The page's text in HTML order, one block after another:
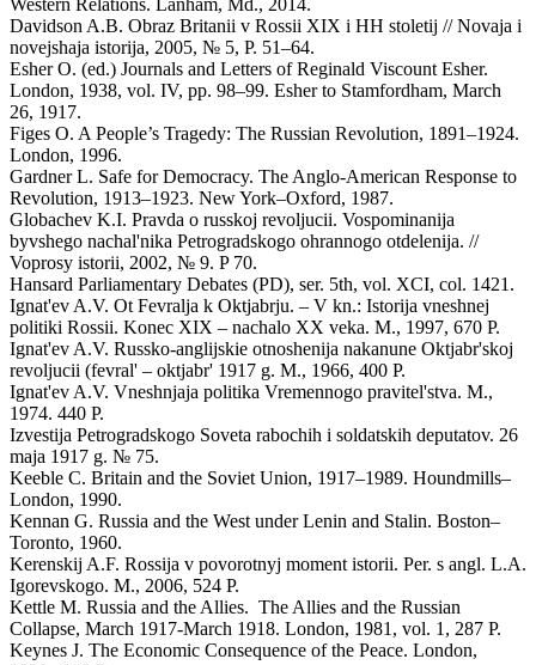
Davidson A.B. Obraz Britanii v Rossii XIX i HH stoletij // Novaja i
novejshaja istorija, 2005, № 5, P. 51–64.
Esher O. (ed.) Journals and Letters of Reginald Viscount Esher.
London, 1938, vol. IV, pp. 98–99. Esher to Stamfordham, March
26, 1917.
Figes O. A People’s Tragedy: The Russian Revolution, 1891–1924.
London, 1996.
Gardner L. Safe for Democracy. The Anglo-American Response to
Revolution, 1913–1923. New York–Oxford, 1987.
Globachev K.I. Pravda o russkoj revoljucii. Vospominanija
byvshego nachal'nika Petrogradskogo ohrannogo otdelenija. //
Voprosy istorii, 2002, № 9. P 70.
Hansard Parliamentary Debates (PD), ser. 5th, vol. XCI, col. 1421.
Ignat'ev A.V. Ot Fevralja k Oktjabrju. – V kn.: Istorija vneshnej
politiki Rossii. Konec XIX – nachalo XX veka. M., 1997, 670 P.
Ignat'ev A.V. Russko-anglijskie otnoshenija nakanune Oktjabr'skoj
revoljucii (fevral' – oktjabr' 1917 g. M., 1966, 400 P.
Ignat'ev A.V. Vneshnjaja politika Vremennogo pravitel'stva. M.,
1974. 440 P.
Izvestija Petrogradskogo Soveta rabochih i soldatskih deputatov. 26
maja 1917 g. № 75.
Keeble C. Britain and the Soviet Union, 1917–1989. Houndmills–
London, 1990.
Kennan G. Russia and the West under Lenin and Stalin. Boston–
Toronto, 1960.
Kerenskij A.F. Rossija v povorotnyj moment istorii. Per. s angl. L.A.
Igorevskogo. M., 2006, 524 P.
Kettle M. Russia and the Allies. The Allies and the Russian
Collapse, March 1917-March 1918. London, 1981, vol. 1, 287 P.
Keynes J. The Economic Consequence of the Peace. London,